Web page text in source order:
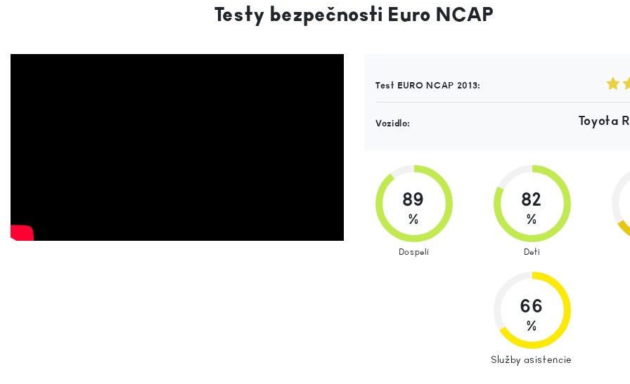
Testy bezpečnosti Euro NCAP
Test EURO NCAP 2013:
Vozidlo: Toyota
89
%
Dospelí
82
%
Deti
66
%
Služby asistencie